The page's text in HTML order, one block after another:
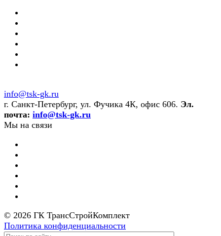
info@tsk-gk.ru
г. Санкт-Петербург, ул. Фучика 4К, офис 606. Эл.
почта: info@tsk-gk.ru
Мы на связи
© 2026 ГК ТрансСтройКомплект
Политика конфиденциальности